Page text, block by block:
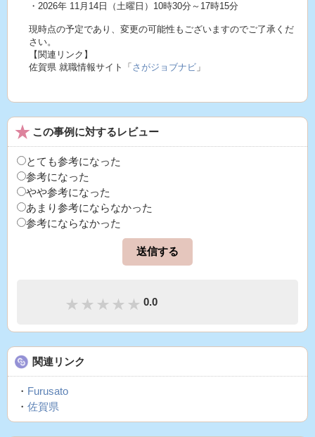
・2026年 11月14日（土曜日）10時30分～17時15分
現時点の予定であり、変更の可能性もございますのでご了承くだ
さい。
【関連リンク】
佐賀県 就職情報サイト「 さがジョブナビ 」
この事例に対するレビュー
とても参考になった
参考になった
やや参考になった
あまり参考にならなかった
参考にならなかった
0.0
関連リンク
・ Furusato
・ 佐賀県